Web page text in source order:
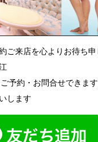
ご来店を心よりお待ち申
予約・お問合せできま
します